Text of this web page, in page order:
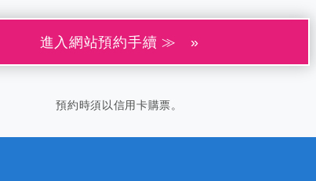
進入網站預約手續 ≫
預約時須以信用卡購票。